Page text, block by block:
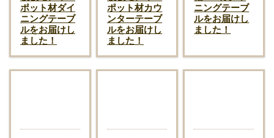
ポット材ダイ
ニングテーブ
ルをお届けし
ました！
ポット材カウ
ンターテーブ
ルをお届けし
ました！
ニングテーブ
ルをお届けし
ました！